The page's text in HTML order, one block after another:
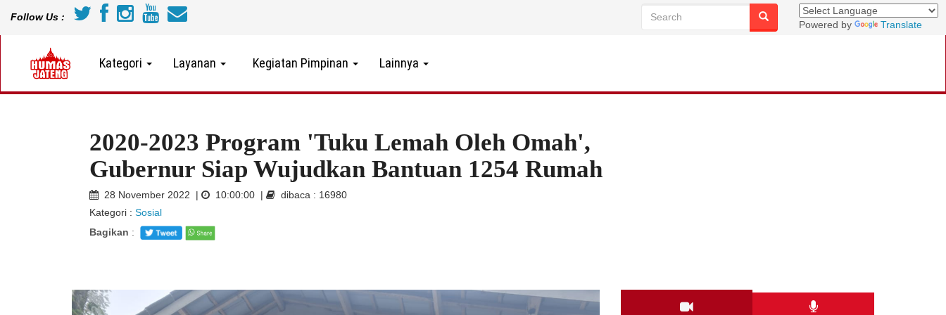
Follow Us :
Powered by Translate
Kategori Layanan Kegiatan Pimpinan Lainnya
2020-2023 Program 'Tuku Lemah Oleh Omah',
Gubernur Siap Wujudkan Bantuan 1254 Rumah
28 November 2022 | 10:00:00 |
dibaca : 16980
Kategori : Sosial
Bagikan :